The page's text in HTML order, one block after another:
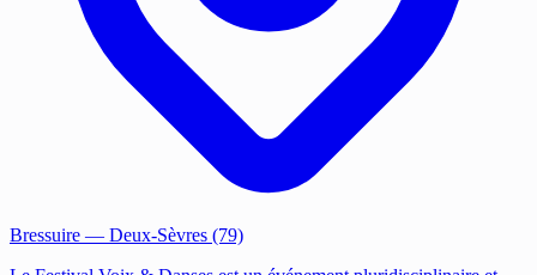
Bressuire — Deux-Sèvres (79)